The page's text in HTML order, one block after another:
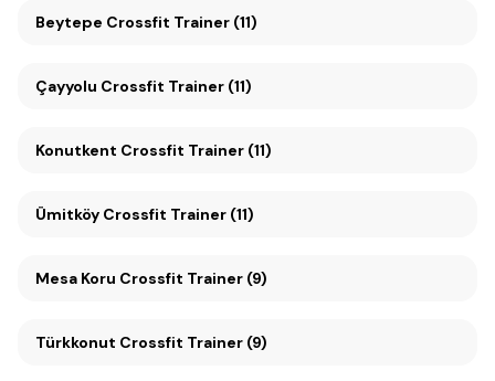
Beytepe Crossfit Trainer (11)
Çayyolu Crossfit Trainer (11)
Konutkent Crossfit Trainer (11)
Ümitköy Crossfit Trainer (11)
Mesa Koru Crossfit Trainer (9)
Türkkonut Crossfit Trainer (9)